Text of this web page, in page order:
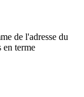
de l'adresse du
en terme